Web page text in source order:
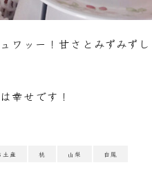
ワッー！甘さとみずみず
幸せです！
土産 桃 山梨 白鳳